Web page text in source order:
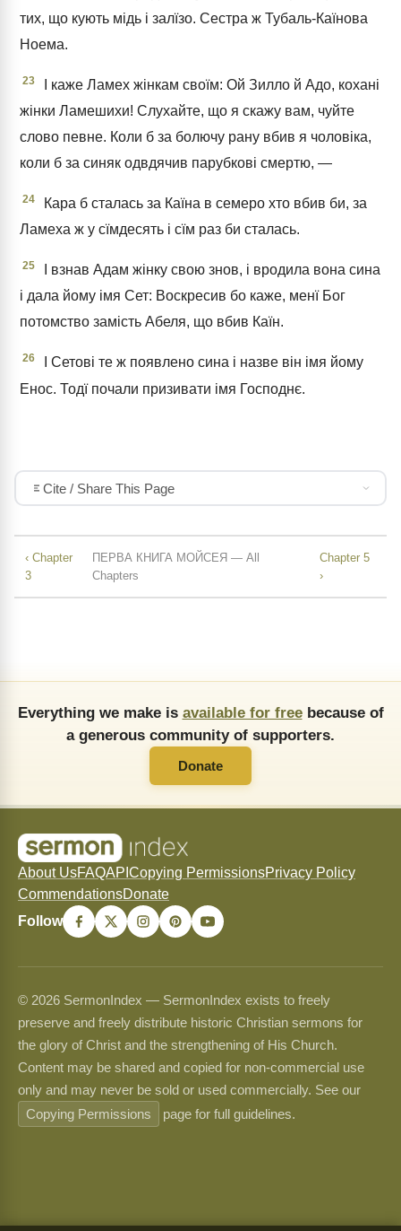
тих, що кують мідь і залїзо. Сестра ж Тубаль-Каїнова
Ноема.
23
І каже Ламех жінкам своїм: Ой Зилло й Адо, кохані
жінки Ламешихи! Слухайте, що я скажу вам, чуйте
слово певне. Коли б за болючу рану вбив я чоловіка,
коли б за синяк одвдячив парубкові смертю, —
24
Кара б сталась за Каїна в семеро хто вбив би, за
Ламеха ж у сїмдесять і сїм раз би сталась.
25
І взнав Адам жінку свою знов, і вродила вона сина
і дала йому імя Сет: Воскресив бо каже, менї Бог
потомство замість Абеля, що вбив Каїн.
26
І Сетові те ж появлено сина і назве він імя йому
Енос. Тодї почали призивати імя Господнє.
Cite / Share This Page
‹ Chapter
3
ПЕРВА КНИГА МОЙСЕЯ — All
Chapters
Chapter 5
›
Everything we make is available for freebecause of
a generous community of supporters.
Donate
About UsFAQAPI Copying PermissionsPrivacy Policy
CommendationsDonate
Follow
© 2026 SermonIndex — SermonIndex exists to freely
preserve and freely distribute historic Christian sermons for
the glory of Christ and the strengthening of His Church.
Content may be shared and copied for non-commercial use
only and may never be sold or used commercially. See our
Copying Permissions
page for full guidelines.